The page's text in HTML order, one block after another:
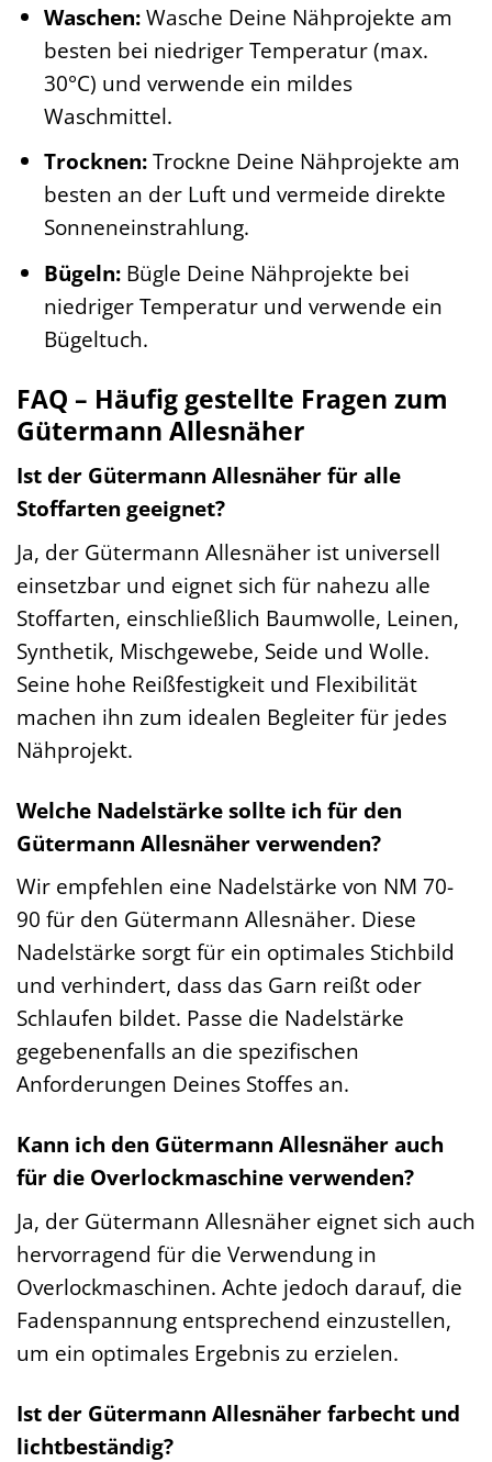
Waschen:Wasche Deine Nähprojekte am
besten bei niedriger Temperatur (max.
30°C) und verwende ein mildes
Waschmittel.
Trocknen:Trockne Deine Nähprojekte am
besten an der Luft und vermeide direkte
Sonneneinstrahlung.
Bügeln:Bügle Deine Nähprojekte bei
niedriger Temperatur und verwende ein
Bügeltuch.
FAQ – Häufig gestellte Fragen zum
Gütermann Allesnäher
Ist der Gütermann Allesnäher für alle
Stoffarten geeignet?
Ja, der Gütermann Allesnäher ist universell
einsetzbar und eignet sich für nahezu alle
Stoffarten, einschließlich Baumwolle, Leinen,
Synthetik, Mischgewebe, Seide und Wolle.
Seine hohe Reißfestigkeit und Flexibilität
machen ihn zum idealen Begleiter für jedes
Nähprojekt.
Welche Nadelstärke sollte ich für den
Gütermann Allesnäher verwenden?
Wir empfehlen eine Nadelstärke von NM 70-
90 für den Gütermann Allesnäher. Diese
Nadelstärke sorgt für ein optimales Stichbild
und verhindert, dass das Garn reißt oder
Schlaufen bildet. Passe die Nadelstärke
gegebenenfalls an die spezifischen
Anforderungen Deines Stoffes an.
Kann ich den Gütermann Allesnäher auch
für die Overlockmaschine verwenden?
Ja, der Gütermann Allesnäher eignet sich auch
hervorragend für die Verwendung in
Overlockmaschinen. Achte jedoch darauf, die
Fadenspannung entsprechend einzustellen,
um ein optimales Ergebnis zu erzielen.
Ist der Gütermann Allesnäher farbecht und
lichtbeständig?